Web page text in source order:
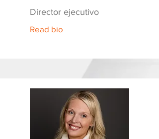
Director ejecutivo
Read bio